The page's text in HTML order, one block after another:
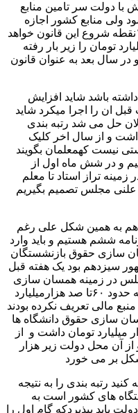
با دولت سر تامین منابع
از ۱۴۰۰/۰۱/۰۱ اجرا شود ولی منابع کشور اجازه
ندادو از ۱۴۰۰/۰۶/۱۵ یا از ۱۴۰۰/۰۷/۰۱نقطه شروع این قانون خواهد
که دولت پذیرفته ۱۲۵۰۰ میلیارد تومان را زیر بار رفته
است برای اجرای این قانون در ۱۴۰۰ و در سال بعد به عنوان قانون
باشد شاید افزایش
ان را اجرا میکرد شاید
حل می شد رتبه بندی
و از سال اخر کلیک
نیست کهمعلمان بگویند
خواهیم و در شش ماه اول از
در زمینه تراز استاد تا معلم
مجلس تصمیم بگیریم
به همین شکل علی رغم
ششم هستیم و باید وارد
سازی حقوق بازنشستگان
سیزدهم بود یک هفته قبل
در زمینه همسان سازی
حقوق به مجلس تقدیم کرد لایحه ای که حدود ۶۰تا صد هزارمیلیارد
مالی تعریف نکرده بودند
سازی حقوق دانشگاه ها
تومان داشت و از
آن محل دولت زیر هزار
بر می خورد
رتبه بندی را به نتیجه
های کشور است به
همت کنیم دولت باید بپذیردکه گام اول را